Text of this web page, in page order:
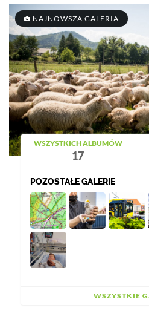
NAJNOWSZA GALERIA
WSZYSTKICH ALBUMÓW
17
POZOSTAŁE GALERIE
WSZYSTKIE